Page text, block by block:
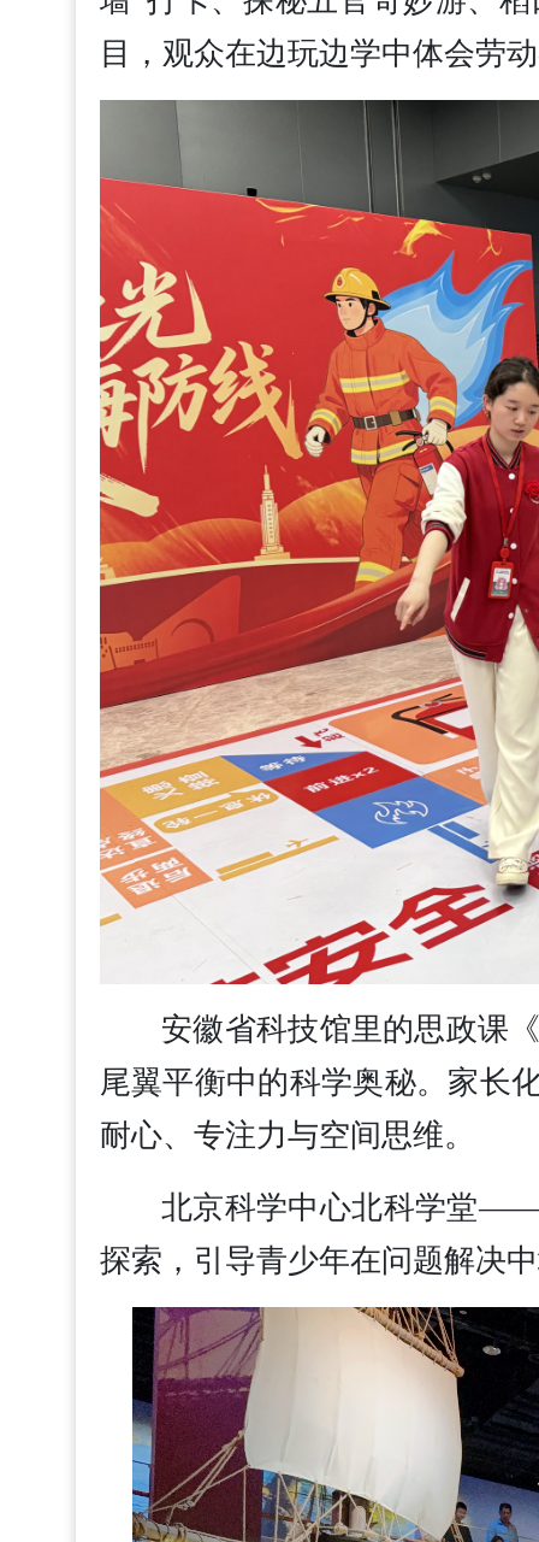
目，观众在边玩边学中体会劳
安徽省科技馆里的思政课
尾翼平衡中的科学奥秘。家长
耐心、专注力与空间思维。
北京科学中心北科学堂
探索，引导青少年在问题解决